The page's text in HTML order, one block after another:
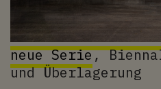
neue Serie,
und Überlagerung